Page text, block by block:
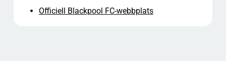
Officiell Blackpool FC-webbplats